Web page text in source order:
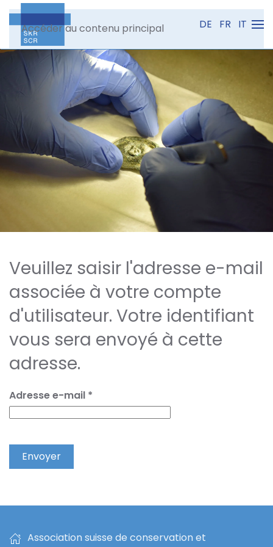
Accéder au contenu principal DE FR IT
Veuillez saisir l'adresse e-mail
associée à votre compte
d'utilisateur. Votre identifiant
vous sera envoyé à cette
adresse.
Adresse e-mail *
Envoyer
Association suisse de conservation et